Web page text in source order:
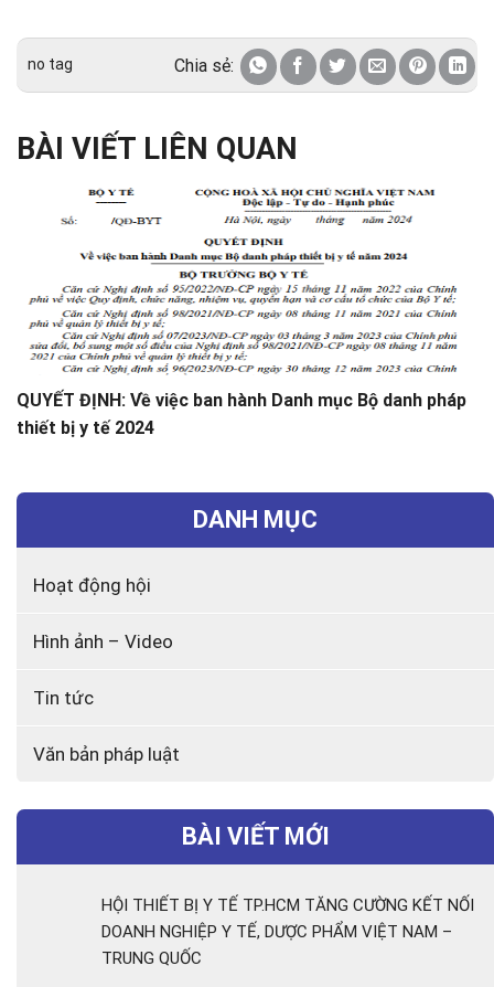
DANH MỤC
Hoạt động hội
Hình ảnh – Video
Tin tức
Văn bản pháp luật
BÀI VIẾT MỚI
HỘI THIẾT BỊ Y TẾ TP.HCM TĂNG CƯỜNG KẾT NỐI
DOANH NGHIỆP Y TẾ, DƯỢC PHẨM VIỆT NAM –
TRUNG QUỐC
no tag Chia sẻ:
BÀI VIẾT LIÊN QUAN
QUYẾT ĐỊNH: Về việc ban hành Danh mục Bộ danh pháp
thiết bị y tế 2024